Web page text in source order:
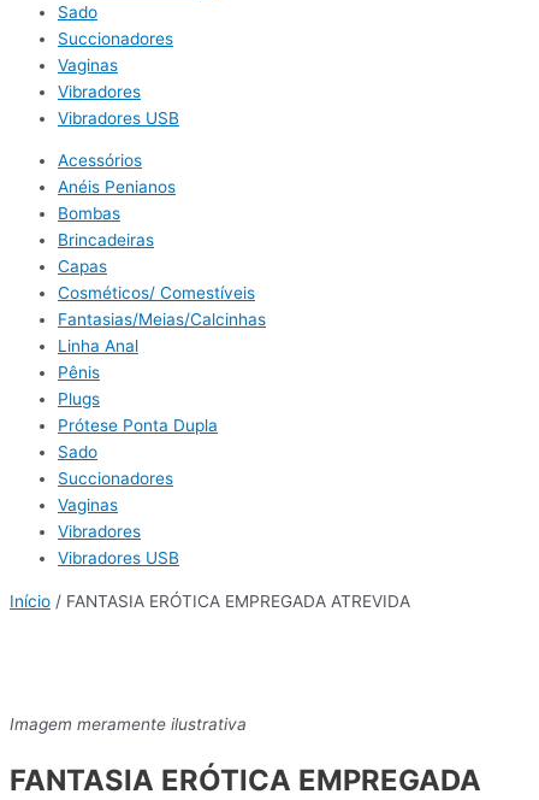
Sado
Succionadores
Vaginas
Vibradores
Vibradores USB
Acessórios
Anéis Penianos
Bombas
Brincadeiras
Capas
Cosméticos/ Comestíveis
Fantasias/Meias/Calcinhas
Linha Anal
Pênis
Plugs
Prótese Ponta Dupla
Sado
Succionadores
Vaginas
Vibradores
Vibradores USB
Início / FANTASIA ERÓTICA EMPREGADA ATREVIDA
Imagem meramente ilustrativa
FANTASIA ERÓTICA EMPREGADA